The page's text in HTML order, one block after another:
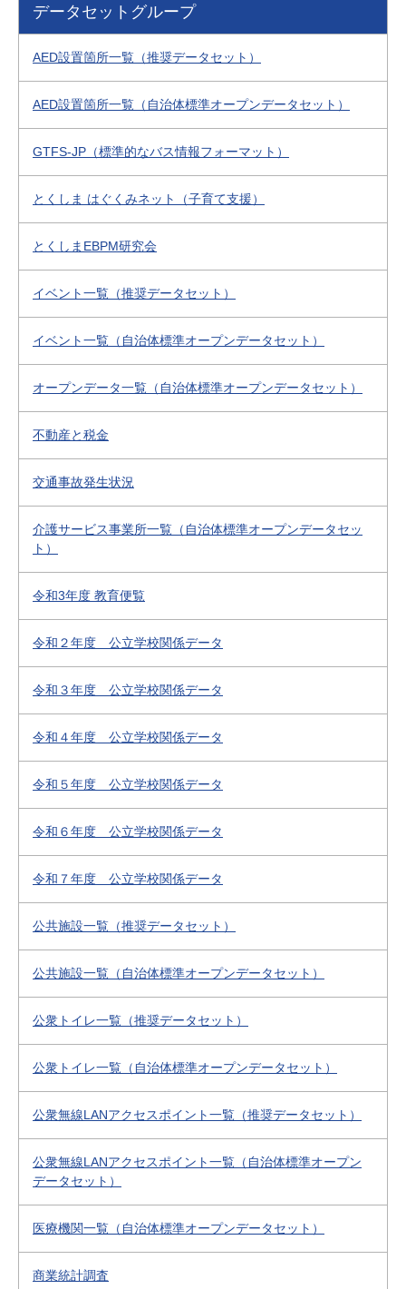
データセットグループ
AED設置箇所一覧（推奨データセット）
AED設置箇所一覧（自治体標準オープンデータセット）
GTFS-JP（標準的なバス情報フォーマット）
とくしま はぐくみネット（子育て支援）
とくしまEBPM研究会
イベント一覧（推奨データセット）
イベント一覧（自治体標準オープンデータセット）
オープンデータ一覧（自治体標準オープンデータセット）
不動産と税金
交通事故発生状況
介護サービス事業所一覧（自治体標準オープンデータセッ
ト）
令和3年度 教育便覧
令和２年度 公立学校関係データ
令和３年度 公立学校関係データ
令和４年度 公立学校関係データ
令和５年度 公立学校関係データ
令和６年度 公立学校関係データ
令和７年度 公立学校関係データ
公共施設一覧（推奨データセット）
公共施設一覧（自治体標準オープンデータセット）
公衆トイレ一覧（推奨データセット）
公衆トイレ一覧（自治体標準オープンデータセット）
公衆無線LANアクセスポイント一覧（推奨データセット）
公衆無線LANアクセスポイント一覧（自治体標準オープン
データセット）
医療機関一覧（自治体標準オープンデータセット）
商業統計調査